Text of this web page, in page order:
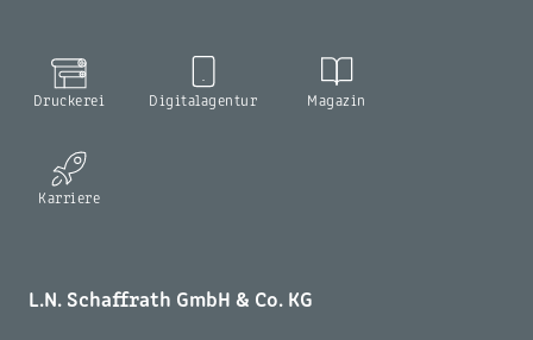
Druckerei Digitalagentur Magazin
Karriere
L.N. Schaffrath GmbH & Co. KG